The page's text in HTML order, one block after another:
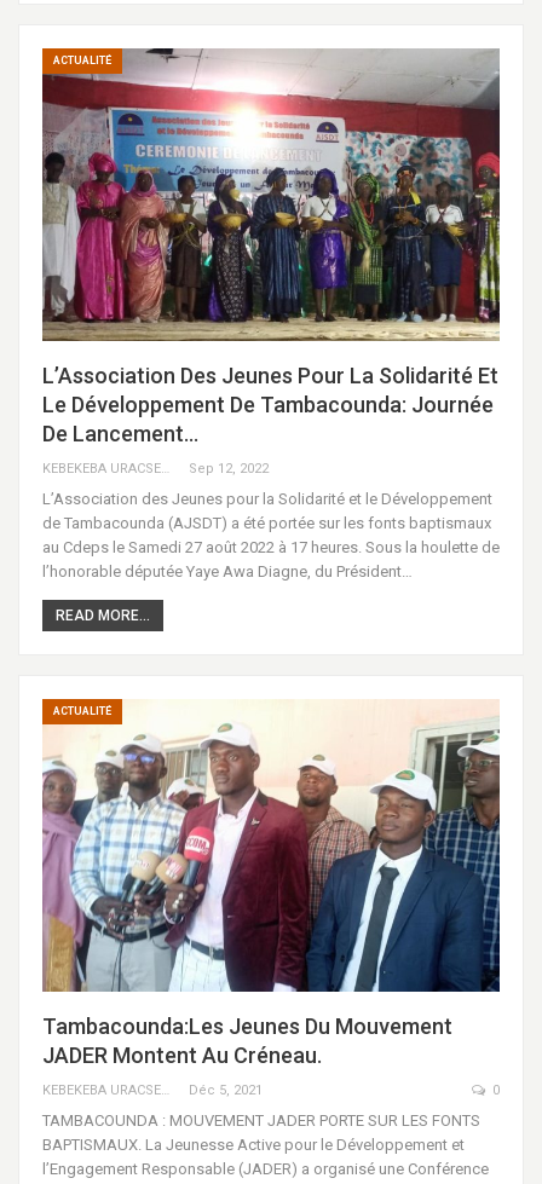
ACTUALITÉ
L’Association Des Jeunes Pour La Solidarité Et
Le Développement De Tambacounda: Journée
De Lancement…
KEBEKEBA URACSENEGAL / RADIO GADECBEETAWE FM Sep 12, 2022
L’Association des Jeunes pour la Solidarité et le Développement
de Tambacounda (AJSDT) a été portée sur les fonts baptismaux
au Cdeps le Samedi 27 août 2022 à 17 heures. Sous la houlette de
l’honorable députée Yaye Awa Diagne, du Président…
READ MORE...
ACTUALITÉ
Tambacounda:Les Jeunes Du Mouvement
JADER Montent Au Créneau.
KEBEKEBA URACSENEGAL / RADIO GADECBEETAWE FM Déc 5, 2021 0
TAMBACOUNDA : MOUVEMENT JADER PORTE SUR LES FONTS
BAPTISMAUX. La Jeunesse Active pour le Développement et
l’Engagement Responsable (JADER) a organisé une Conférence